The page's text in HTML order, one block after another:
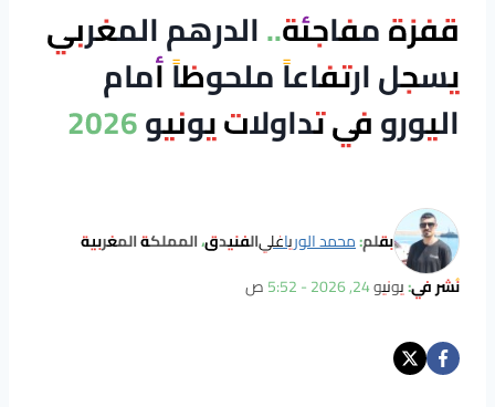
قفزة مفاجئة.. الدرهم المغربي
يسجل ارتفاعاً ملحوظاً أمام
اليورو في تداولات يونيو 2026
بقلم:محمد الورياغليالفنيدق، المملكة المغربية
نُشر في:يونيو 24, 2026 - 5:52 ص